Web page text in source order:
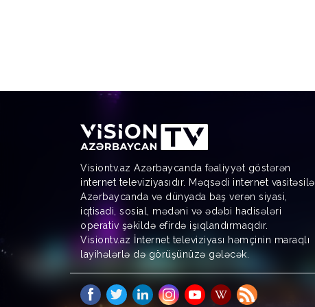
Visiontv.az Azərbaycanda fəaliyyət göstərən
internet televiziyasıdır. Məqsədi internet vasitəsilə
Azərbaycanda və dünyada baş verən siyasi,
iqtisadi, sosial, mədəni və ədəbi hadisələri
operativ şəkildə efirdə işıqlandırmaqdır.
Visiontv.az İnternet televiziyası həmçinin maraqlı
layihələrlə də görüşünüzə gələcək.